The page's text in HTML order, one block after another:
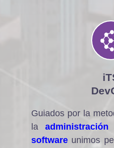
Guiados por la
la
softwareunimos